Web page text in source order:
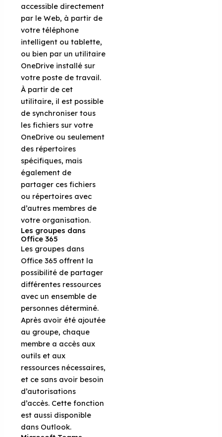
accessible directement
par le Web, à partir de
votre téléphone
intelligent ou tablette,
ou bien par un utilitaire
OneDrive installé sur
votre poste de travail.
À partir de cet
utilitaire, il est possible
de synchroniser tous
les fichiers sur votre
OneDrive ou seulement
des répertoires
spécifiques, mais
également de
partager ces fichiers
ou répertoires avec
d’autres membres de
votre organisation.
Les groupes dans
Office 365
Les groupes dans
Office 365 offrent la
possibilité de partager
différentes ressources
avec un ensemble de
personnes déterminé.
Après avoir été ajoutée
au groupe, chaque
membre a accès aux
outils et aux
ressources nécessaires,
et ce sans avoir besoin
d’autorisations
d’accès. Cette fonction
est aussi disponible
dans Outlook.